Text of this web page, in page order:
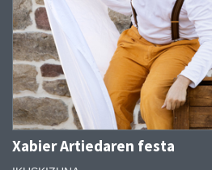
Xabier Artiedaren festa